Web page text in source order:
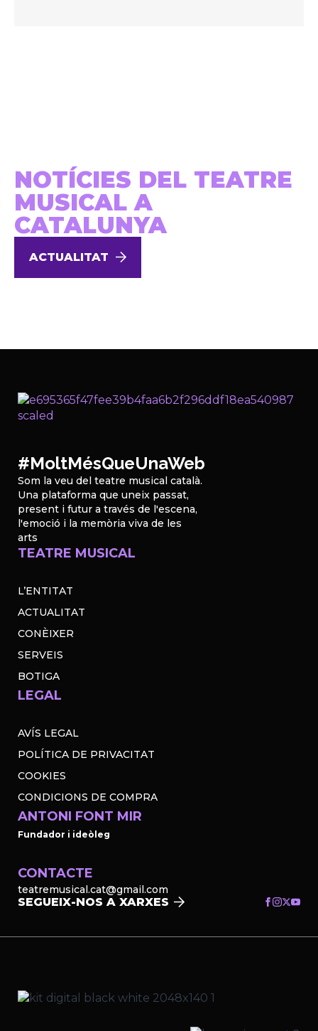
NOTÍCIES DEL TEATRE
MUSICAL A
CATALUNYA
ACTUALITAT
#MoltMésQueUnaWeb
Som la veu del teatre musical català.
Una plataforma que uneix passat,
present i futur a través de l'escena,
l'emoció i la memòria viva de les
arts
TEATRE MUSICAL
L’ENTITAT
ACTUALITAT
CONÈIXER
SERVEIS
BOTIGA
LEGAL
AVÍS LEGAL
POLÍTICA DE PRIVACITAT
COOKIES
CONDICIONS DE COMPRA
ANTONI FONT MIR
Fundador i ideòleg
CONTACTE
teatremusical.cat@gmail.com
SEGUEIX-NOS A XARXES